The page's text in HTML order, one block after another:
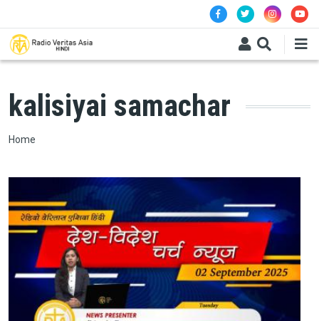
kalisiyai samachar
Breadcrumb
Home